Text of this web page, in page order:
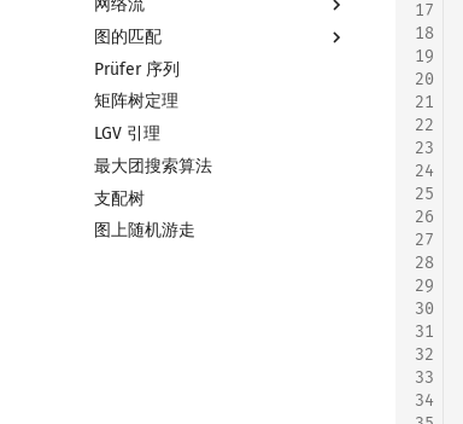
网络流
网络流简介
最大流
最小割
费用流
上下界网络流
Stoer–Wagner 算法
图的匹配
图匹配
二分图最大匹配
二分图最大权匹配
一般图最大匹配
一般图最大权匹配
稳定匹配
Prüfer 序列
矩阵树定理
LGV 引理
最大团搜索算法
支配树
图上随机游走
17
18
19
20
21
22
23
24
25
26
27
28
29
30
31
32
33
34